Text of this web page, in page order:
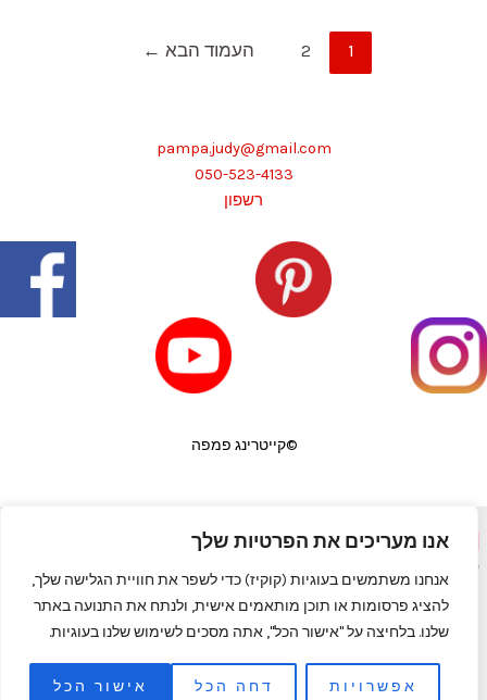
אנו מעריכים את הפרטיות שלך
אנחנו משתמשים בעוגיות (קוקיז) כדי לשפר את חוויית הגלישה שלך,
להציג פרסומות או תוכן מותאמים אישית, ולנתח את התנועה באתר
שלנו. בלחיצה על "אישור הכל", אתה מסכים לשימוש שלנו בעוגיות.
אפשרויות דחה הכל אישור הכל
1
2 העמוד הבא ←
pampa.judy@gmail.com
050-523-4133
רשפון
©קייטרינג פמפה
פורטל יופי בראש|שף פרטי לאירועים
פאות